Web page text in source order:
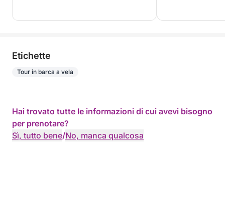
Etichette
Tour in barca a vela
Hai trovato tutte le informazioni di cui avevi bisogno
per prenotare?
Sì, tutto bene/No, manca qualcosa